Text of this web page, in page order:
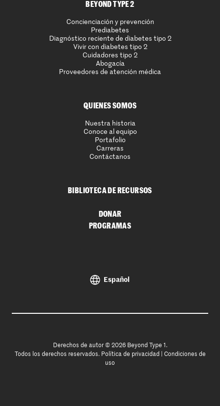
BEYOND TYPE 2
Concienciación y prevención
Prediabetes
Diagnóstico reciente de diabetes tipo 2
Vivir con diabetes tipo 2
Cuidadores tipo 2
Abogacía
Proveedores de atención médica
QUIENES SOMOS
Nuestra historia
Conoce al equipo
Portafolio
Carreras
Contáctanos
BIBLIOTECA DE RECURSOS
DONAR
PROGRAMAS
Español
Derechos de autor © 2026 Beyond Type 1.
Todos los derechos reservados. Política de privacidad
Condiciones de
uso